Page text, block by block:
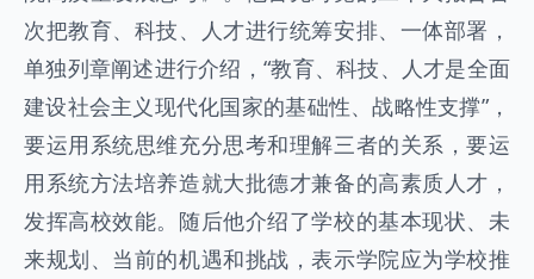
次把教育、科技、人才进行统筹安排、一体部署，
单独列章阐述进行介绍，“教育、科技、人才是全面
建设社会主义现代化国家的基础性、战略性支撑”，
要运用系统思维充分思考和理解三者的关系，要运
用系统方法培养造就大批德才兼备的高素质人才，
发挥高校效能。随后他介绍了学校的基本现状、未
来规划、当前的机遇和挑战，表示学院应为学校推